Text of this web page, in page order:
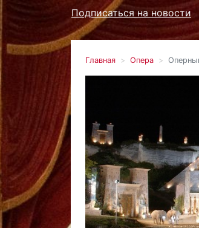
Подписаться на новости
Главная Опера